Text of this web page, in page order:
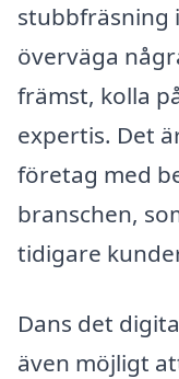
stubbfräsning
överväga
främst, kolla
expertis. Det
företag med
branschen,
tidigare
Dans det
även möjligt